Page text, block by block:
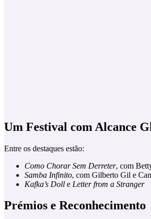
Um Festival com Alcance
Entre os destaques estão:
Como Chorar Sem Derreter, com
Samba Infinito, com Gilberto Gil e
Kafka’s Doll e Letter from a Stranger
Prémios e Reconhecimento